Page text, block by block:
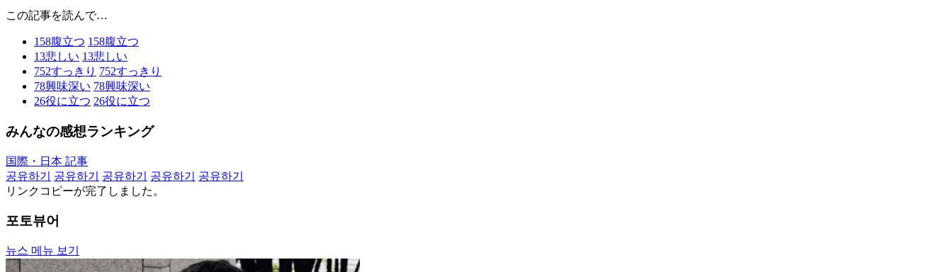
この記事を読んで…
158腹立つ 158腹立つ
13悲しい 13悲しい
752すっきり 752すっきり
78興味深い 78興味深い
26役に立つ 26役に立つ
みんなの感想ランキング
国際・日本 記事
공유하기
공유하기 공유하기 공유하기
공유하기
リンクコピーが完了しました。
포토뷰어
뉴스 메뉴 보기